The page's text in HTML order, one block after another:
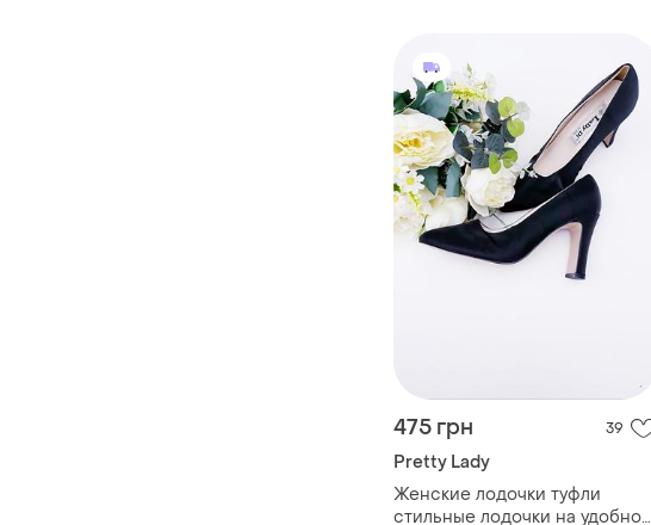
475 грн 39
Pretty Lady
Женские лодочки туфли
стильные лодочки на удобном